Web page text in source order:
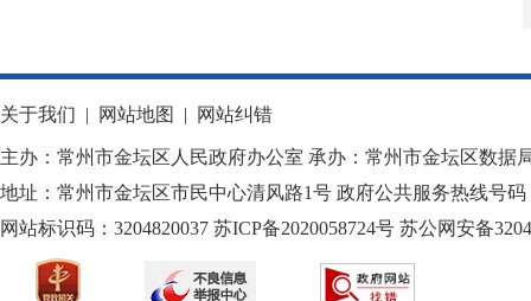
关于我们 | 网站地图 | 网站纠错
主办：常州市金坛区人民政府办公室 承办：常州市金坛区数据
地址：常州市金坛区市民中心清风路1号 政府公共服务热线号码
网站标识码：3204820037 苏ICP备2020058724号 苏公网安备